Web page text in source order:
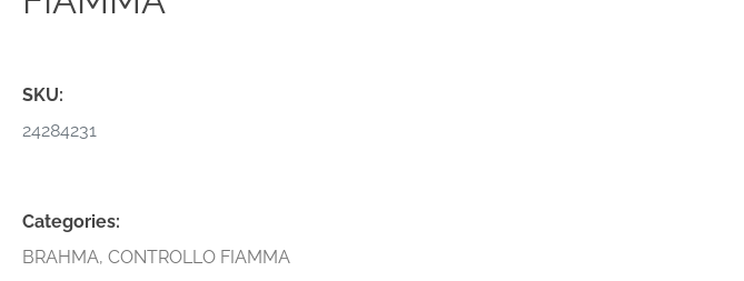
SKU:
24284231
Categories:
BRAHMA,CONTROLLO FIAMMA